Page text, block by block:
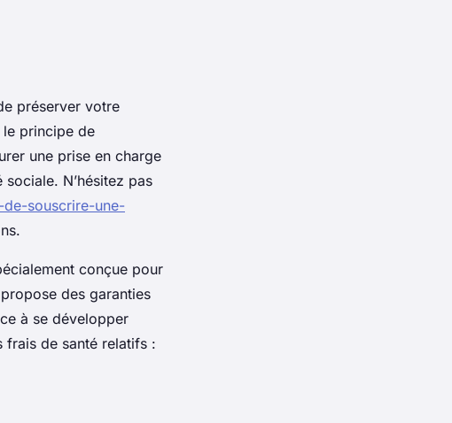
préserver votre
le principe de
une prise en charge
N’hésitez pas
souscrire-une-
conçue pour
des garanties
à se développer
frais de santé relatifs :